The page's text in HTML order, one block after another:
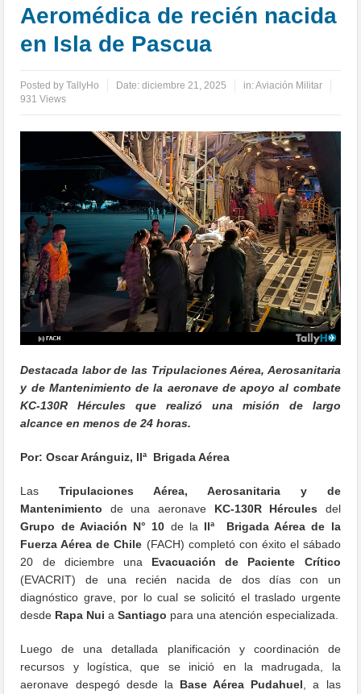
Aeromédica de recién nacida
en Isla de Pascua
Posted byTallyHo Date:diciembre 21, 2025 in:Aviación Militar
931 Views
Destacada labor de las Tripulaciones Aérea, Aerosanitaria
y de Mantenimiento de la aeronave de apoyo al combate
KC-130R Hércules que realizó una misión de largo
alcance en menos de 24 horas.
Por: Oscar Aránguiz, IIª Brigada Aérea
LasTripulaciones Aérea, Aerosanitaria y de
Mantenimiento de una aeronave KC-130R Hércules del
Grupo de Aviación N° 10 de la IIª Brigada Aérea de la
Fuerza Aérea de Chile (FACH) completó con éxito el sábado
20 de diciembre una Evacuación de Paciente Crítico
(EVACRIT) de una recién nacida de dos días con un
diagnóstico grave, por lo cual se solicitó el traslado urgente
desde Rapa Nui aSantiago para una atención especializada.
Luego de una detallada planificación y coordinación de
recursos y logística, que se inició en la madrugada, la
aeronave despegó desde la Base Aérea Pudahuel , a las